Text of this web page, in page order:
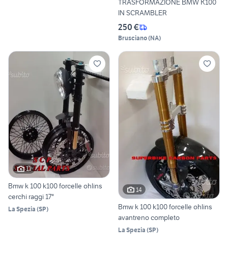
TRASFORMAZIONE BMW K100
IN SCRAMBLER
250 €
Brusciano(NA)
11
Bmw k 100 k100 forcelle ohlins
cerchi raggi 17"
La Spezia (SP)
14
Bmw k 100 k100 forcelle ohlins
avantreno completo
La Spezia (SP)